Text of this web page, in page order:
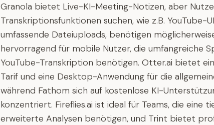
Granola bietet Live-KI-Meeting-Notizen, aber
Transkriptionsfunktionen suchen, wie z.B.
umfassende Dateiuploads, benötigen
hervorragend für mobile Nutzer, die umfangreiche
YouTube-Transkription benötigen. Otter.ai bietet
Tarif und eine Desktop-Anwendung für die
während Fathom sich auf kostenlose KI-
konzentriert. Fireflies.ai ist ideal für Teams, die eine
erweiterte Analysen benötigen, und Trint bietet